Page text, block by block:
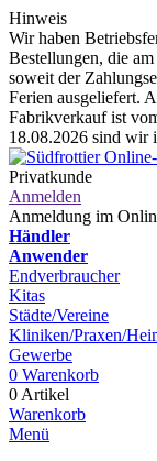
Hinweis
Wir haben
Bestellungen, die
soweit der
Ferien ausgeliefert.
Fabrikverkauf ist
18.08.2026 sind wir
Privatkunde
Anmelden
Anmeldung im
Händler
Anwender
Endverbraucher
Kitas
Städte/Vereine
Kliniken/Praxen/
Gewerbe
0 Warenkorb
0 Artikel
Warenkorb
Menü